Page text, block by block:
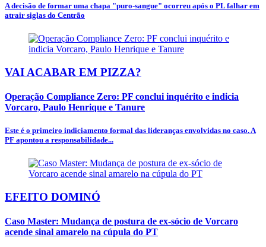
A decisão de formar uma chapa "puro-sangue" ocorreu após o PL falhar em
atrair siglas do Centrão
VAI ACABAR EM PIZZA?
Operação Compliance Zero: PF conclui inquérito e indicia
Vorcaro, Paulo Henrique e Tanure
Este é o primeiro indiciamento formal das lideranças envolvidas no caso. A
PF apontou a responsabilidade...
EFEITO DOMINÓ
Caso Master: Mudança de postura de ex-sócio de Vorcaro
acende sinal amarelo na cúpula do PT